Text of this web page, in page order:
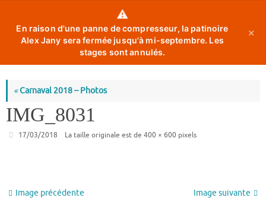
⚠️
En raison d'une panne de compresseur, la patinoire
Alex Jany sera fermée jusqu'à mi-septembre. Les
stages sont annulés.
✕
«Carnaval 2018 – Photos
IMG_8031
17/03/2018 La taille originale est de 400 × 600 pixels
Image précédente Image suivante